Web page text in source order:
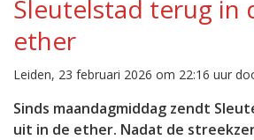
Sleutelstad terug in
ether
Leiden, 23 februari 2026 om 22:16 uur
Sinds maandagmiddag zendt
uit in de ether. Nadat de